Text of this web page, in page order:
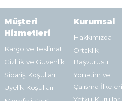
Müşteri
Hizmetleri
Kargo ve Teslimat
Gizlilik ve Güvenlik
Sipariş Koşulları
Üyelik Koşulları
Kurumsal
Hakkımızda
Ortaklık
Başvurusu
Yönetim ve
Çalışma İlkeleri
Yetkili Kurullar